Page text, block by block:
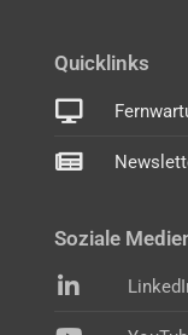
Quicklinks
Soziale